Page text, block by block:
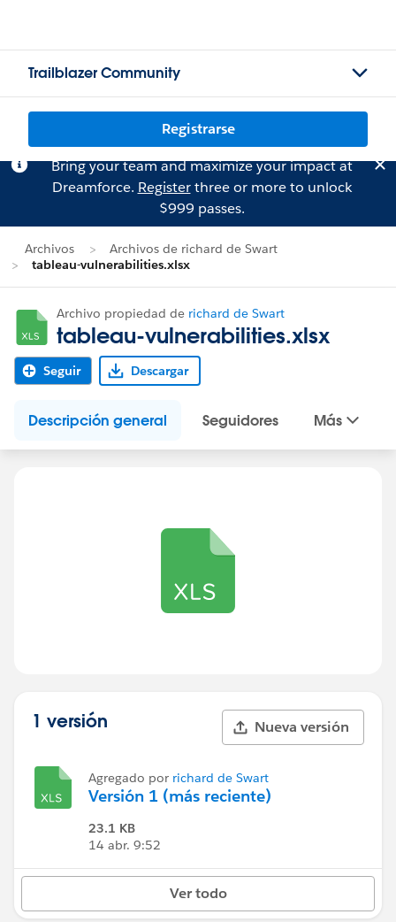
Trailblazer Community
Registrarse
Bring your team and maximize your impact at
Dreamforce. Registerthree or more to unlock
$999 passes.
Archivos
Archivos de richard de Swart
tableau-vulnerabilities.xlsx
Archivo propiedad de richard de Swart
tableau-vulnerabilities.xlsx
Seguir Descargar
Descripción general Seguidores Más
1 versión Nueva versión
Agregado por richard de Swart
Versión 1 (más reciente)
23.1 KB
14 abr. 9:52
Ver todo